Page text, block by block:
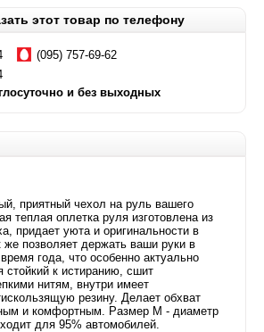
этот товар по телефону
(095) 757-69-62
и без выходных
приятный чехол на руль вашего
теплая оплетка руля изготовлена из
придает уюта и оригинальности в
же позволяет держать ваши руки в
года, что особенно актуально
стойкий к истиранию, сшит
нитям, внутри имеет
резину. Делает обхват
и комфортным. Размер М - диаметр
для 95% автомобилей.